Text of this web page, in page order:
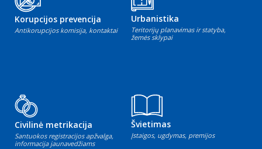
Korupcijos prevencija
Antikorupcijos komisija, kontaktai
Urbanistika
Teritorijų planavimas ir statyba,
žemės sklypai
Civilinė metrikacija
Santuokos registracijos apžvalga,
informacija jaunavedžiams
Švietimas
Įstaigos, ugdymas, premijos